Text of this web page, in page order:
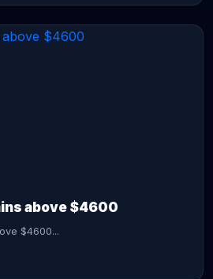
above $4600
$4600...